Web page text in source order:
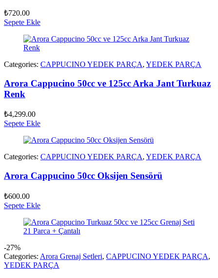
₺720.00
Sepete Ekle
Categories: CAPPUCINO YEDEK PARÇA, YEDEK PARÇA
Arora Cappucino 50cc ve 125cc Arka Jant Turkuaz
Renk
₺4,299.00
Sepete Ekle
Categories: CAPPUCINO YEDEK PARÇA, YEDEK PARÇA
Arora Cappucino 50cc Oksijen Sensörü
₺600.00
Sepete Ekle
-27%
Categories: Arora Grenaj Setleri, CAPPUCINO YEDEK PARÇA,
YEDEK PARÇA